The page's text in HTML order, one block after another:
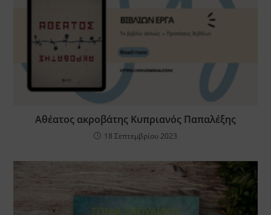
Αθέατος ακροβάτης Κυπριανός Παπαλέξης
18 Σεπτεμβρίου 2023